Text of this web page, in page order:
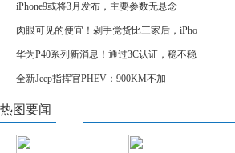
iPhone9或将3月发布，主要参数无悬念
肉眼可见的便宜！剁手党货比三家后，iPho
华为P40系列新消息！通过3C认证，稳不稳
全新Jeep指挥官PHEV：900KM不加
热图要闻